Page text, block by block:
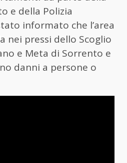
e della Polizia
informato che l’area
nei pressi dello Scoglio
e Meta di Sorrento e
danni a persone o